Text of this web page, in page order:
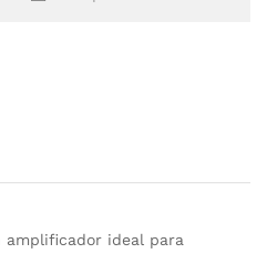
amplificador ideal para